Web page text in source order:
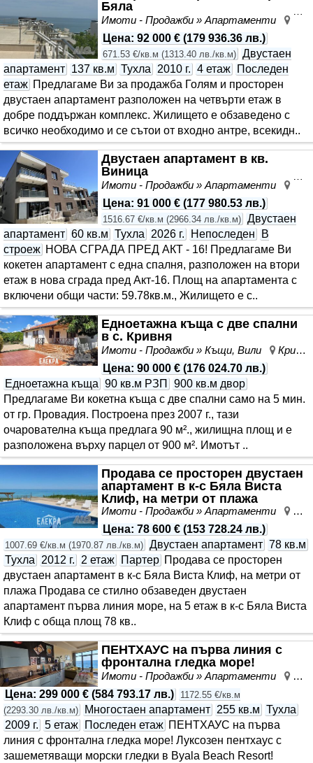
Бяла
Имоти - Продажби » Апартаменти
Цена: 92 000 € (179 936.36 лв.)
671.53 €/кв.м (1313.40 лв./кв.м) Двустаен
апартамент 137 кв.м Тухла 2010 г. 4 етаж
Последен
етаж Предлагаме Ви за продажба Голям и просторен
двустаен апартамент разположен на четвърти етаж в
добре поддържан комплекс. Жилището е обзаведено с
всичко необходимо и се сътои от входно антре, всекидн..
Двустаен апартамент в кв.
Виница
Имоти - Продажби » Апартаменти
Цена: 91 000 € (177 980.53 лв.)
1516.67 €/кв.м (2966.34 лв./кв.м) Двустаен
апартамент 60 кв.м Тухла 2026 г. Непоследен
В
строеж НОВА СГРАДА ПРЕД АКТ - 16! Предлагаме Ви
кокетен апартамент с една спалня, разположен на втори
етаж в нова сграда пред Акт-16. Площ на апартамента с
включени общи части: 59.78кв.м., Жилището е с..
Едноетажна къща с две спални
в с. Кривня
Имоти - Продажби » Къщи, Вили
Кривня, област Варна
Цена: 90 000 € (176 024.70 лв.)
Едноетажна къща 90 кв.м РЗП
900 кв.м двор
Предлагаме Ви кокетна къща с две спални само на 5 мин.
от гр. Провадия. Построена през 2007 г., тази
очарователна къща предлага 90 м²., жилищна площ и е
разположена върху парцел от 900 м². Имотът ..
Продава се просторен двустаен
апартамент в к-с Бяла Виста
Клиф, на метри от плажа
Имоти - Продажби » Апартаменти
Цена: 78 600 € (153 728.24 лв.)
1007.69 €/кв.м (1970.87 лв./кв.м) Двустаен апартамент 78 кв.м
Тухла 2012 г. 2 етаж Партер Продава се просторен
двустаен апартамент в к-с Бяла Виста Клиф, на метри от
плажа Продава се стилно обзаведен двустаен
апартамент първа линия море, на 5 етаж в к-с Бяла Виста
Клиф с обща площ 78 кв..
ПЕНТХАУС на първа линия с
фронтална гледка море!
Имоти - Продажби » Апартаменти
Цена: 299 000 € (584 793.17 лв.)
1172.55 €/кв.м
(2293.30 лв./кв.м) Многостаен апартамент 255 кв.м Тухла
2009 г. 5 етаж Последен етаж ПЕНТХАУС на първа
линия с фронтална гледка море! Луксозен пентхаус с
зашеметяващи морски гледки в Byala Beach Resort!